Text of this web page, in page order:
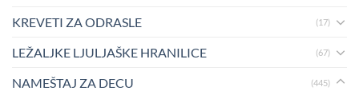
KREVETI ZA ODRASLE (17)
LEŽALJKE LJULJAŠKE HRANILICE (67)
NAMEŠTAJ ZA DECU (445)